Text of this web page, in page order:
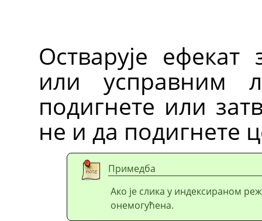
Остварује
или усправним
подигнете или
не и да подигнете
Примедба
Ако је слика у индексираном
онемогућена.